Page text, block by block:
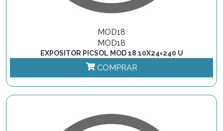
MOD18
MOD18
EXPOSITOR PICSOL MOD 18 10X24=240 U
COMPRAR